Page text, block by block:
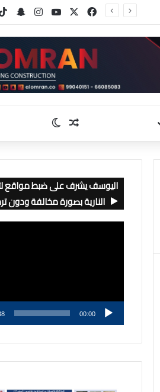
فيسبوك ‫YouTubeانستقرام
مقال عشوائي
اليوسف يشرف على ضبط مواقع
النارية بصورة مخالفة ودون
00:00